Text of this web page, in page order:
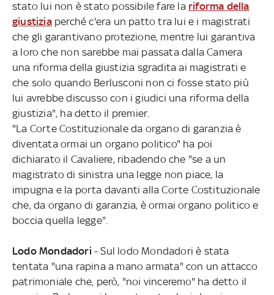
stato lui non è stato possibile fare la riforma della
giustiziaperché c'era un patto tra lui e i magistrati
che gli garantivano protezione, mentre lui garantiva
a loro che non sarebbe mai passata dalla Camera
una riforma della giustizia sgradita ai magistrati e
che solo quando Berlusconi non ci fosse stato più
lui avrebbe discusso con i giudici una riforma della
giustizia", ha detto il premier.
"La Corte Costituzionale da organo di garanzia è
diventata ormai un organo politico" ha poi
dichiarato il Cavaliere, ribadendo che "se a un
magistrato di sinistra una legge non piace, la
impugna e la porta davanti alla Corte Costituzionale
che, da organo di garanzia, è ormai organo politico e
boccia quella legge".
Lodo Mondadori - Sul lodo Mondadori è stata
tentata "una rapina a mano armata" con un attacco
patrimoniale che, però, "noi vinceremo" ha detto il